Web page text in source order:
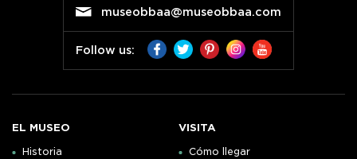
museobbaa@museobbaa.com
Follow us:
EL MUSEO
Historia
VISITA
Cómo llegar